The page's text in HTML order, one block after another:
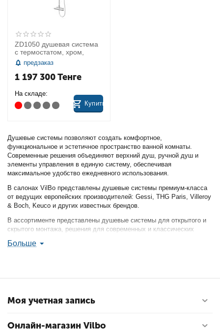
Душевые системы позволяют создать комфортное,
функциональное и эстетичное пространство ванной комнаты.
Современные решения объединяют верхний душ, ручной душ и
элементы управления в единую систему, обеспечивая
максимальное удобство ежедневного использования.
В салонах VilBo представлены душевые системы премиум-класса
от ведущих европейских производителей: Gessi, THG Paris, Villeroy
& Boch, Keuco и других известных брендов.
В ассортименте представлены душевые системы для открытого и
скрытого монтажа, решения для современных и классических
матовый черный, брашированное золото, бронза и другие
и THG Paris, которые сочетают инновационные технологии, высокий
Душевые системы подходят для квартир, частных домов, гостиниц,
Специалисты VilBo помогут подобрать оптимальное решение с
учетом особенностей проекта и пожеланий заказчика.
Больше
ZD1050 душевая система
с термостатом, хром,
предзаказ
1 197 300Тенге
На складе:
Купить
Моя учетная запись
Онлайн-магазин Vilbo